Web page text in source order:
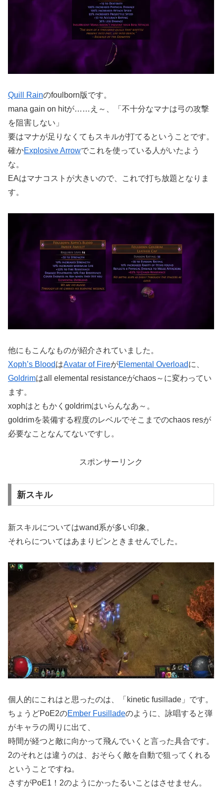
Quill Rainのfoulborn版です。
mana gain on hitが……え～、「不十分なマナは弓の攻撃
を阻害しない」
要はマナが足りなくてもスキルが打てるということです。
確かExplosive Arrowでこれを使っている人がいたよう
な。
EAはマナコストが大きいので、これで打ち放題となりま
す。
他にもこんなものが紹介されていました。
Xoph’s BloodはAvatar of FireがElemental Overloadに、
Goldrimはall elemental resistanceがchaos～に変わってい
ます。
xophはともかくgoldrimはいらんなあ～。
goldrimを装備する程度のレベルでそこまでのchaos resが
必要なことなんてないですし。
スポンサーリンク
新スキル
新スキルについてはwand系が多い印象。
それらについてはあまりピンときませんでした。
個人的にこれはと思ったのは、「kinetic fusillade」です。
ちょうどPoE2のEmber Fusilladeのように、詠唱すると弾
がキャラの周りに出て、
時間が経つと敵に向かって飛んでいくと言った具合です。
2のそれとは違うのは、おそらく敵を自動で狙ってくれる
ということですね。
さすがPoE1！2のようにかったるいことはさせません。